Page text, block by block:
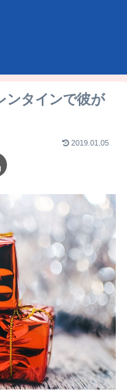
ンタインで彼が
2019.01.05